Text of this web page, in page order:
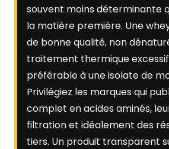
souvent moins déterminante
la matière première. Une
de bonne qualité, non
traitement thermique
préférable à une isolate de
Privilégiez les marques qui
complet en acides aminés,
filtration et idéalement des
tiers. Un produit transparent